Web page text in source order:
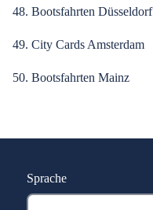
48. Bootsfahrten Düsseldorf
49. City Cards Amsterdam
50. Bootsfahrten Mainz
Sprache